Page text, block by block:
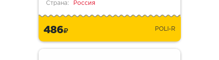
Страна:
Россия
486 POLI-R